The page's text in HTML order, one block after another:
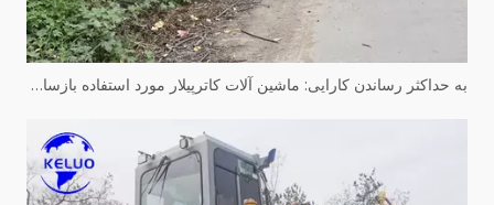
به حداکثر رساندن کارایی: ماشین آلات کاترپیلار مورد استفاده بازسازی شده